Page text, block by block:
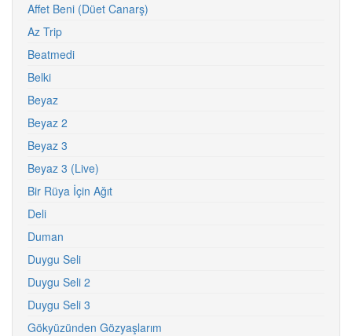
Affet Beni (Düet Canarş)
Az Trip
Beatmedi
Belki
Beyaz
Beyaz 2
Beyaz 3
Beyaz 3 (Live)
Bir Rüya İçin Ağıt
Deli
Duman
Duygu Seli
Duygu Seli 2
Duygu Seli 3
Gökyüzünden Gözyaşlarım